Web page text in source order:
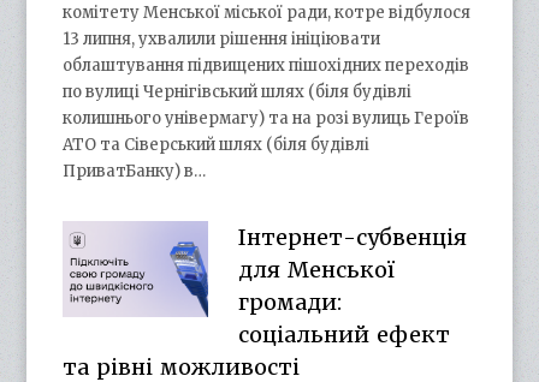
комітету Менської міської ради, котре відбулося
13 липня, ухвалили рішення ініціювати
облаштування підвищених пішохідних переходів
по вулиці Чернігівський шлях (біля будівлі
колишнього універмагу) та на розі вулиць Героїв
АТО та Сіверський шлях (біля будівлі
ПриватБанку) в…
Інтернет-субвенція
для Менської
громади:
соціальний ефект
та рівні можливості